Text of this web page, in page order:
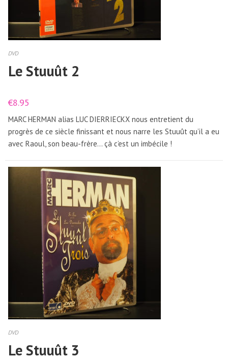
DVD
Le Stuuût 2
€8.95
MARC HERMAN alias LUC DIERRIECKX nous entretient du
progrès de ce siècle finissant et nous narre les Stuuût qu’il a eu
avec Raoul, son beau-frère... çà c’est un imbécile !
DVD
Le Stuuût 3